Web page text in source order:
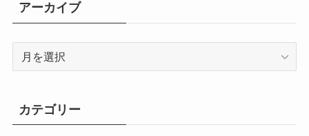
アーカイブ
ブ
カテゴリー